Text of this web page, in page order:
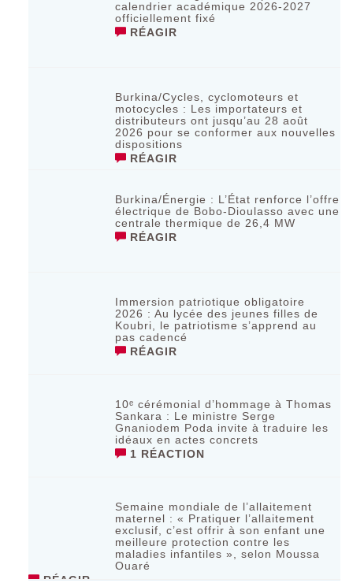
calendrier académique 2026-2027
officiellement fixé
RÉAGIR
Burkina/Cycles, cyclomoteurs et
motocycles : Les importateurs et
distributeurs ont jusqu’au 28 août
2026 pour se conformer aux nouvelles
dispositions
RÉAGIR
Burkina/Énergie : L’État renforce l’offre
électrique de Bobo-Dioulasso avec une
centrale thermique de 26,4 MW
RÉAGIR
Immersion patriotique obligatoire
2026 : Au lycée des jeunes filles de
Koubri, le patriotisme s’apprend au
pas cadencé
RÉAGIR
10ᵉ cérémonial d’hommage à Thomas
Sankara : Le ministre Serge
Gnaniodem Poda invite à traduire les
idéaux en actes concrets
1 RÉACTION
Semaine mondiale de l’allaitement
maternel : « Pratiquer l’allaitement
exclusif, c’est offrir à son enfant une
meilleure protection contre les
maladies infantiles », selon Moussa
Ouaré
RÉAGIR